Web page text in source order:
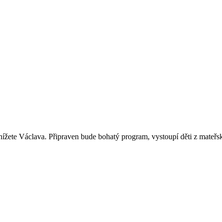
Václava. Připraven bude bohatý program, vystoupí děti z